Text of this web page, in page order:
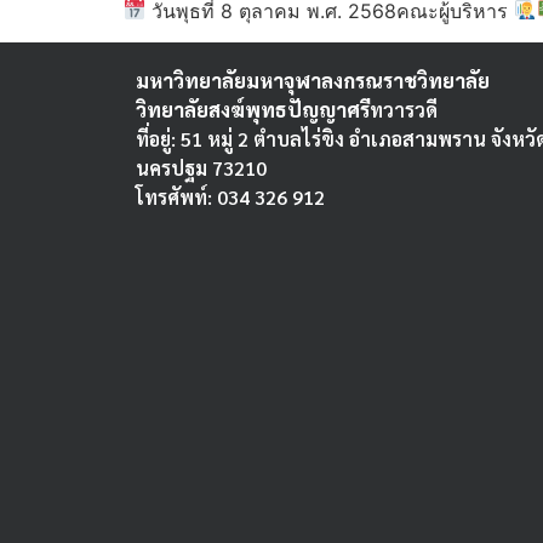
วันพุธที่ 8 ตุลาคม พ.ศ. 2568คณะผู้บริหาร
มหาวิทยาลัยมหาจุฬาลงกรณราชวิทยาลัย
วิทยาลัยสงฆ์พุทธปัญญาศรีทวารวดี
ที่อยู่: 51 หมู่ 2 ตำบลไร่ขิง อำเภอสามพราน จังหวั
นครปฐม 73210
โทรศัพท์: 034 326 912